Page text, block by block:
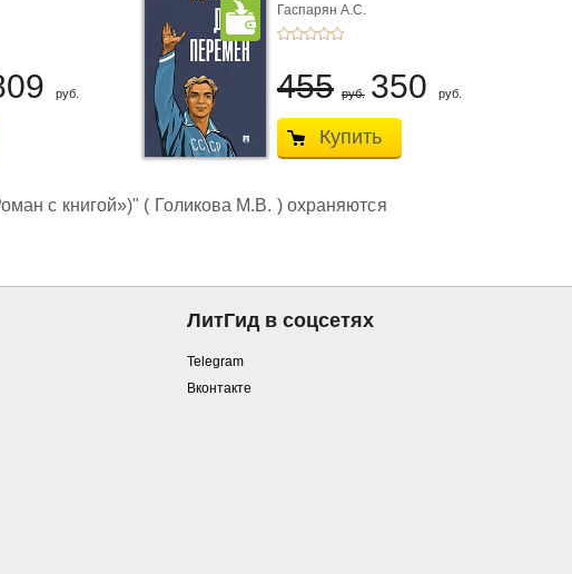
руб.
Гаспарян А.С.
455 руб. 350 руб.
Купить
с книгой»)" ( Голикова М.В. ) охраняются
ЛитГид в соцсетях
Telegram
Вконтакте